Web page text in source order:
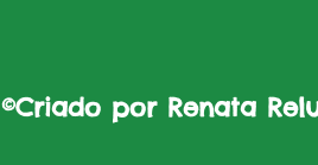
©Criado por Renata